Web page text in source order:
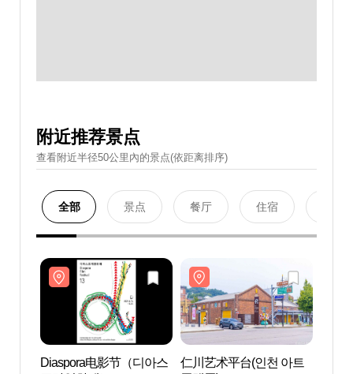
附近推荐景点
查看附近半径50公里內的景点(依距离排序)
全部 景点 餐厅 住宿
Diaspora电影节（디아스
仁川艺术平台(인천 아트